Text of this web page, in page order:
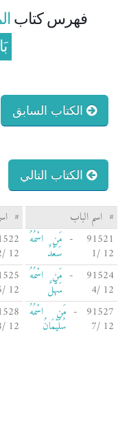
فهرس كتاب
الكتاب السابق
الكتاب التالي
# اسم الباب #
91521 -
12 /1
مَنِ اسْمُهُ
سَعْدٌ 12 /2
91524 -
12 /4
مَنِ اسْمُهُ
سَهْلٌ 12 /5
91527 -
12 /7
مَنِ اسْمُهُ
سُلَيْمَانُ 12 /8